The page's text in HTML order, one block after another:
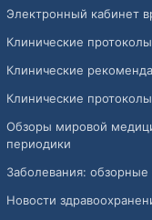
Электронный кабинет
Клинические
Клинические
Клинические
Обзоры мировой
периодики
Заболевания: обзорные
Новости